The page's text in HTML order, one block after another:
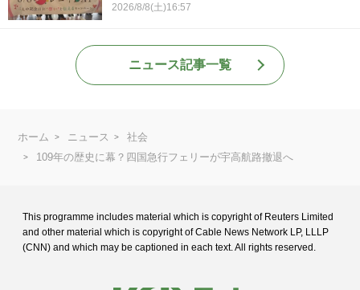
2026/8/8(土)16:57
ニュース記事一覧
ホーム ニュース
社会
109年の歴史に幕？四国急行フェリーが宇高航路撤退へ
This programme includes material which is copyright of Reuters Limited
and other material which is copyright of Cable News Network LP, LLLP
(CNN) and which may be captioned in each text. All rights reserved.